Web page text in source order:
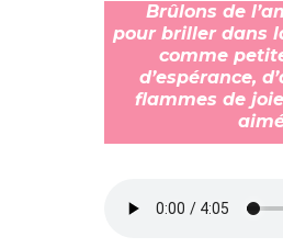
Brûlons de
pour briller dans
comme
d’espérance,
flammes de